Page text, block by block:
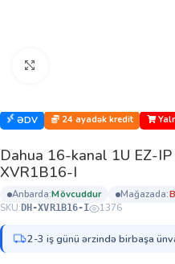
ƏDV 24 ayadək kredit
Dahua 16-kanal 1U EZ-IP
XVR1B16-I
anbarda: mövcuddur mağazada:
SKU: DH-XVR1B16-I 1376
2-3 iş günü ərzində birbaşa